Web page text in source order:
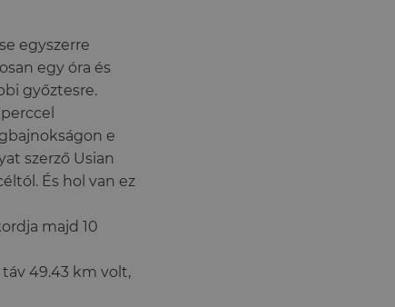
egyszerre
egy óra és
győztesre.
e
szerző Usian
És hol van ez
majd 10
49.43 km volt,